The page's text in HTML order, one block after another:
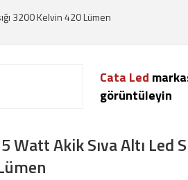
3200 Kelvin 420 Lümen
Cata Led
görüntüleyin
Watt Akik Sıva Altı Led